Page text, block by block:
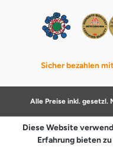
Sicher bezahlen mit
Alle Preise inkl. gesetzl.
Diese Website
Erfahrung bieten